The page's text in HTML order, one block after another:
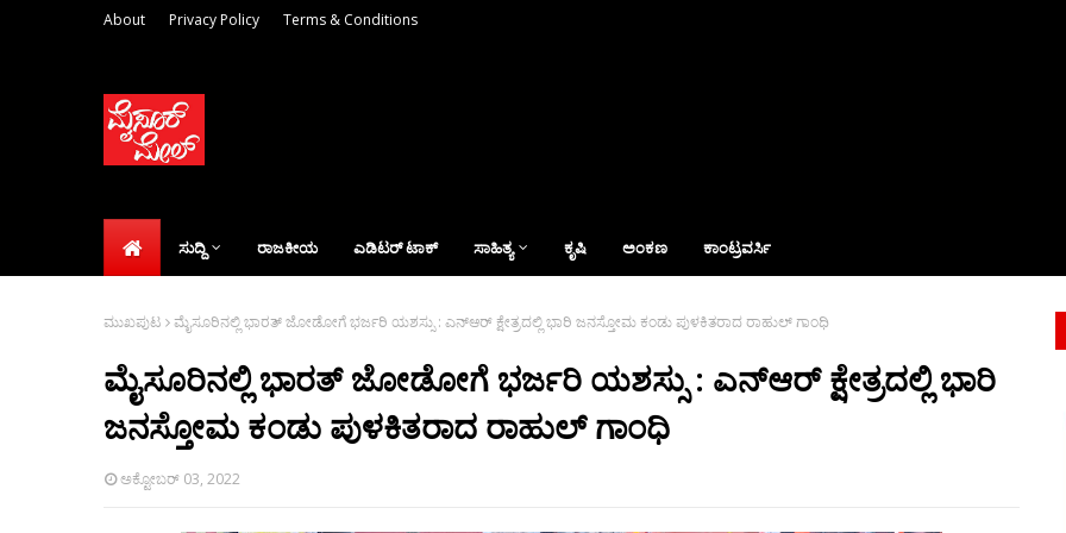
About Privacy Policy Terms & Conditions
ಸುದ್ದಿ ರಾಜಕೀಯ ಎಡಿಟರ್‌ ಟಾಕ್ ಸಾಹಿತ್ಯ ಕೃಷಿ ಅಂಕಣ ಕಾಂಟ್ರವರ್ಸಿ
ಮುಖಪುಟ ಮೈಸೂರಿನಲ್ಲಿ ಭಾರತ್ ಜೋಡೋಗೆ ಭರ್ಜರಿ ಯಶಸ್ಸು : ಎನ್‌ಆರ್ ಕ್ಷೇತ್ರದಲ್ಲಿ ಭಾರಿ ಜನಸ್ತೋಮ ಕಂಡು ಪುಳಕಿತರಾದ ರಾಹುಲ್ ಗಾಂಧಿ
ಮೈಸೂರಿನಲ್ಲಿ ಭಾರತ್ ಜೋಡೋಗೆ ಭರ್ಜರಿ ಯಶಸ್ಸು : ಎನ್‌ಆರ್ ಕ್ಷೇತ್ರದಲ್ಲಿ ಭಾರಿ
ಜನಸ್ತೋಮ ಕಂಡು ಪುಳಕಿತರಾದ ರಾಹುಲ್ ಗಾಂಧಿ
ಅಕ್ಟೋಬರ್ 03, 2022